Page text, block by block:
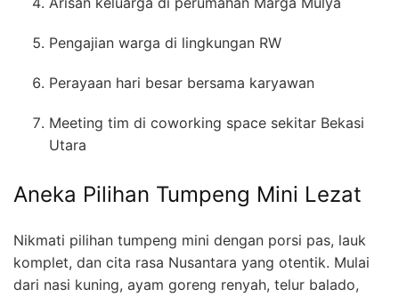
Pengajian warga di lingkungan RW
Perayaan hari besar bersama karyawan
Meeting tim di coworking space sekitar Bekasi
Utara
Aneka Pilihan Tumpeng Mini Lezat
Nikmati pilihan tumpeng mini dengan porsi pas, lauk
komplet, dan cita rasa Nusantara yang otentik. Mulai
dari nasi kuning, ayam goreng renyah, telur balado,